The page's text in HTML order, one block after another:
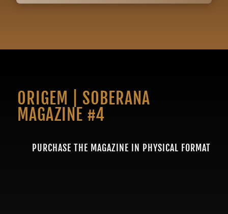
ORIGEM | SOBERANA
MAGAZINE #4
PURCHASE THE MAGAZINE IN PHYSICAL FORMAT